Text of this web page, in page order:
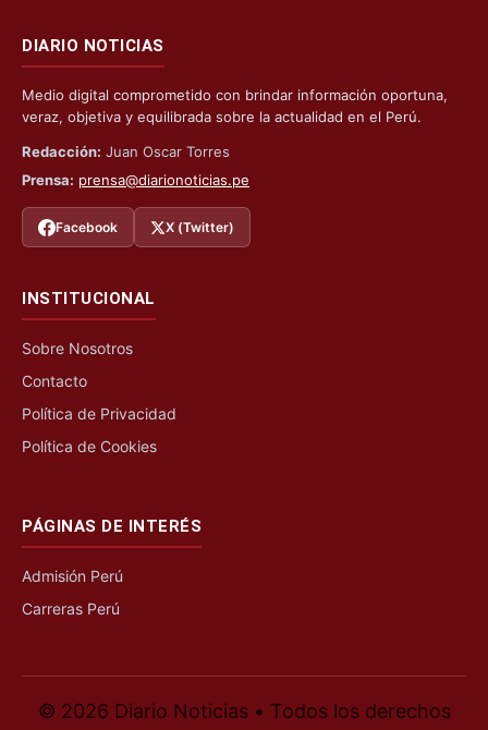
DIARIO NOTICIAS
Medio digital comprometido con brindar información oportuna,
veraz, objetiva y equilibrada sobre la actualidad en el Perú.
Redacción: Juan Oscar Torres
Prensa: prensa@diarionoticias.pe
Facebook X (Twitter)
INSTITUCIONAL
Sobre Nosotros
Contacto
Política de Privacidad
Política de Cookies
PÁGINAS DE INTERÉS
Admisión Perú
Carreras Perú
© 2026 Diario Noticias • Todos los derechos